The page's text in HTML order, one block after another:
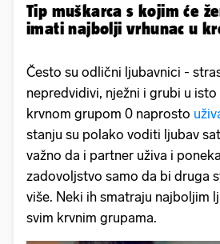
Tip muškarca s kojim će
imati najbolji vrhunac u
Često su odlični ljubavnici -
nepredvidivi, nježni i grubi u
krvnom grupom 0 naprosto
stanju su polako voditi ljubav
važno da i partner uživa i
zadovoljstvo samo da bi druga
više. Neki ih smatraju najboljim
svim krvnim grupama.